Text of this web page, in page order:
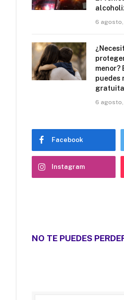
6
menor?
puedes
gratuita
6
Facebook
Instagram
NO TE PUEDES